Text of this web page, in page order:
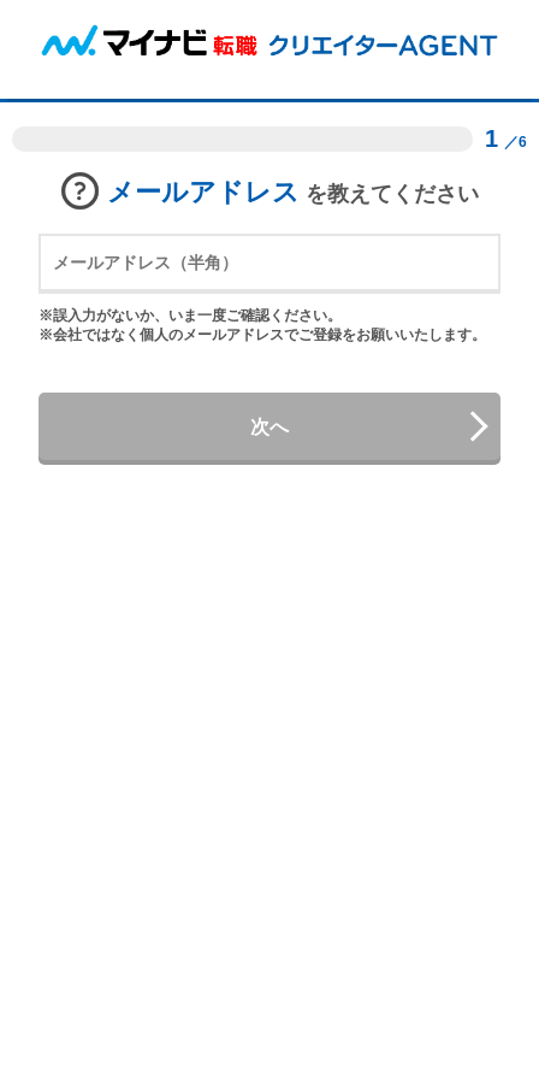
1 ／6
メールアドレス を教えてください
※誤入力がないか、いま一度ご確認ください。
※会社ではなく個人のメールアドレスでご登録をお願いいたします。
次へ